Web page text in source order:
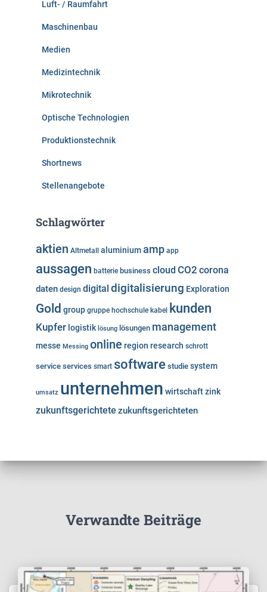
Luft- / Raumfahrt
Maschinenbau
Medien
Medizintechnik
Mikrotechnik
Optische Technologien
Produktionstechnik
Shortnews
Stellenangebote
Schlagwörter
aktien Altmetall aluminiumamp app
aussagen batterie business cloud CO2 corona
daten design digital digitalisierung Exploration
Gold group gruppe hochschule kabel kunden
Kupfer logistik lösung lösungen management
messe Messing online region research schrott
service services smart software studie system
umsatz unternehmen wirtschaftzink
zukunftsgerichtete zukunftsgerichteten
Verwandte Beiträge